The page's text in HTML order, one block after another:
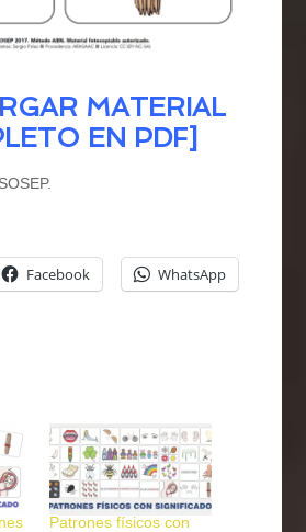
MATERIAL
EN PDF]
Facebook WhatsApp
Patrones físicos con